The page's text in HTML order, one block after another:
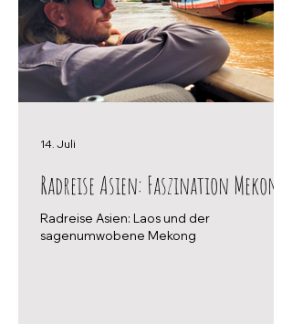
Radreise Asien: Faszination Mekong
Radreise Asien: Laos und der
sagenumwobene Mekong
14. Juli